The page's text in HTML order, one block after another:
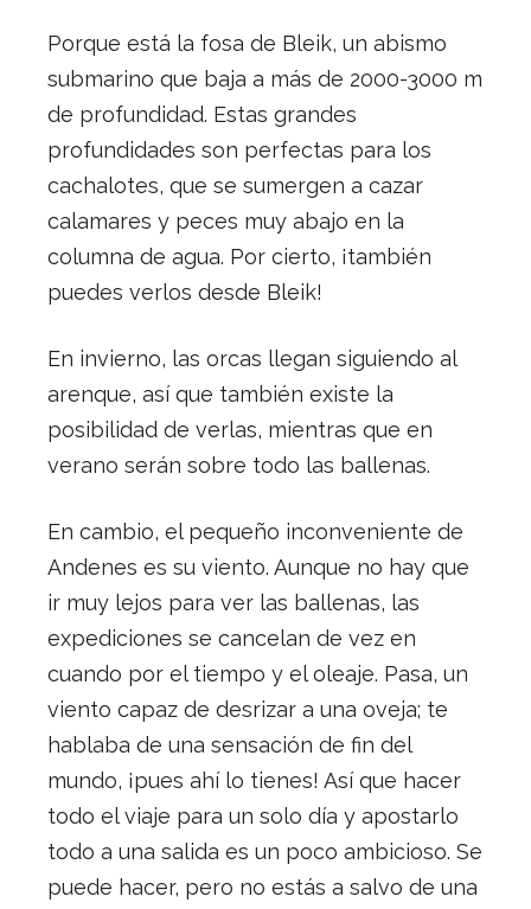
Porque está la fosa de Bleik, un abismo
submarino que baja a más de 2000-3000 m
de profundidad. Estas grandes
profundidades son perfectas para los
cachalotes, que se sumergen a cazar
calamares y peces muy abajo en la
columna de agua. Por cierto, ¡también
puedes verlos desde Bleik!
En invierno, las orcas llegan siguiendo al
arenque, así que también existe la
posibilidad de verlas, mientras que en
verano serán sobre todo las ballenas.
En cambio, el pequeño inconveniente de
Andenes es su viento. Aunque no hay que
ir muy lejos para ver las ballenas, las
expediciones se cancelan de vez en
cuando por el tiempo y el oleaje. Pasa, un
viento capaz de desrizar a una oveja; te
hablaba de una sensación de fin del
mundo, ¡pues ahí lo tienes! Así que hacer
todo el viaje para un solo día y apostarlo
todo a una salida es un poco ambicioso. Se
puede hacer, pero no estás a salvo de una